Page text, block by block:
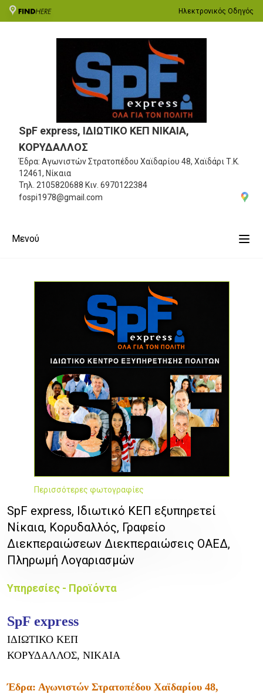
Ηλεκτρονικός Οδηγός
SpF express, ΙΔΙΩΤΙΚΟ ΚΕΠ ΝΙΚΑΙΑ,
ΚΟΡΥΔΑΛΛΟΣ
Έδρα: Αγωνιστών Στρατοπέδου Χαϊδαρίου 48, Χαϊδάρι Τ.Κ.
12461, Νίκαια
Τηλ. 2105820688 Κιν. 6970122384
fospi1978@gmail.com
Μενού
Περισσότερες φωτογραφίες
SpF express, Ιδιωτικό ΚΕΠ εξυπηρετεί
Νίκαια, Κορυδαλλός, Γραφείο
Διεκπεραιώσεων Διεκπεραιώσεις ΟΑΕΔ,
Πληρωμή Λογαριασμών
Υπηρεσίες - Προϊόντα
SpF express
ΙΔΙΩΤΙΚΟ ΚΕΠ
ΚΟΡΥΔΑΛΛΟΣ, ΝΙΚΑΙΑ
Έδρα: Αγωνιστών Στρατοπέδου Χαϊδαρίου 48,